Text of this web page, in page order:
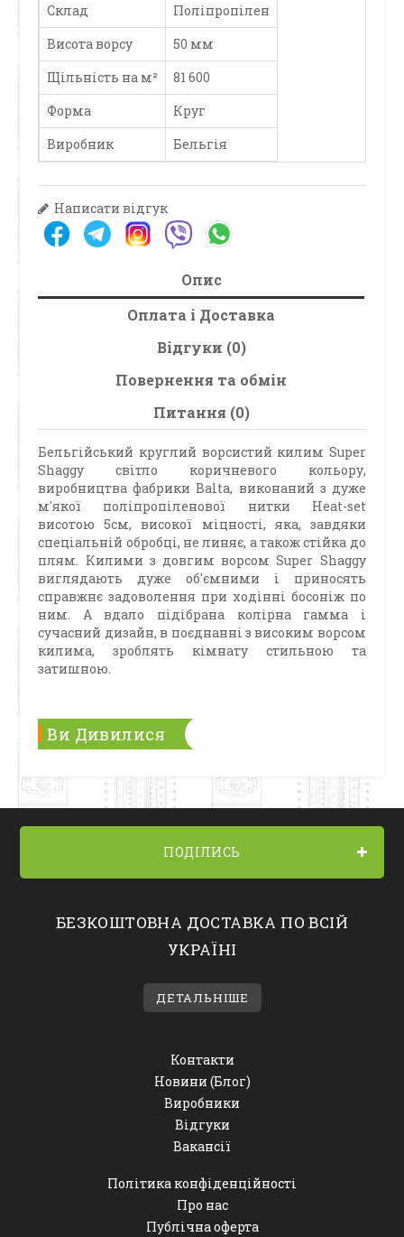
Склад
Поліпропілен
Висота ворсу
50 мм
Щільність на м²
81 600
Форма
Круг
Виробник
Бельгія
Написати відгук
Опис
Оплата і Доставка
Відгуки (0)
Повернення та обмін
Питання (0)
Бельгійський круглий ворсистий килим Super
Shaggy світло коричневого кольору,
виробництва фабрики Balta, виконаний з дуже
м'якої поліпропіленової нитки Heat-set
висотою 5см, високої міцності, яка, завдяки
спеціальній обробці, не линяє, а також стійка до
плям. Килими з довгим ворсом Super Shaggy
виглядають дуже об'ємними і приносять
справжнє задоволення при ходінні босоніж по
ним. А вдало підібрана колірна гамма і
сучасний дизайн, в поєднанні з високим ворсом
килима, зроблять кімнату стильною та
затишною.
Ви Дивилися
ПОДІЛИСЬ
БЕЗКОШТОВНА ДОСТАВКА ПО ВСІЙ
УКРАЇНІ
ДЕТАЛЬНІШЕ
Контакти
Новини (Блог)
Виробники
Відгуки
Вакансії
Політика конфіденційності
Про нас
Публічна оферта